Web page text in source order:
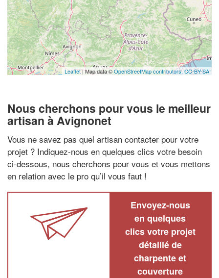
Leaflet| Map data ©OpenStreetMap contributors,CC-BY-SA
Nous cherchons pour vous le meilleur
artisan à Avignonet
Vous ne savez pas quel artisan contacter pour votre
projet ? Indiquez-nous en quelques clics votre besoin
ci-dessous, nous cherchons pour vous et vous mettons
en relation avec le pro qu’il vous faut !
Envoyez-nous
en quelques
clics votre projet
détaillé de
charpente et
couverture